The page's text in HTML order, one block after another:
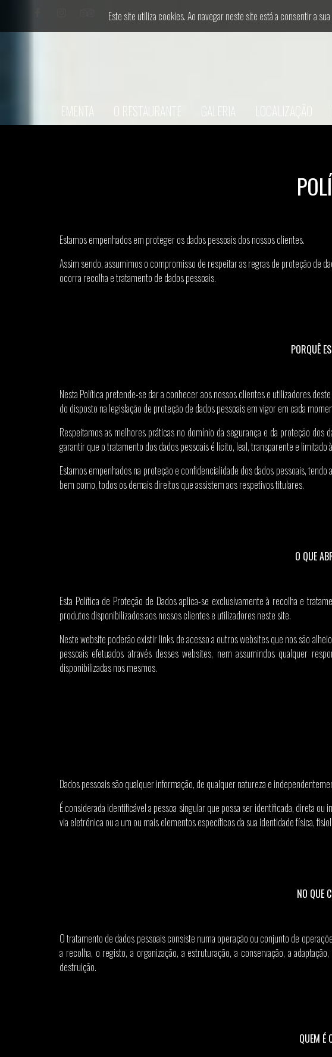
EMENTA O RESTAURANTE GALERIA LOCALIZAÇÃO
Estamos empenhados em proteger os dados pessoais dos nossos clientes.
Assim sendo, assumimos o compromisso de respeitar as regras de proteção de
ocorra recolha e tratamento de dados pessoais.
PORQUÊ
Nesta Política pretende-se dar a conhecer aos nossos clientes e utilizadores
do disposto na legislação de proteção de dados pessoais em vigor em cada
Respeitamos as melhores práticas no domínio da segurança e da proteção
garantir que o tratamento dos dados pessoais é lícito, leal, transparente e limitado
Estamos empenhados na proteção e confidencialidade dos dados pessoais,
bem como, todos os demais direitos que assistem aos respetivos titulares.
O QUE
Esta Política de Proteção de Dados aplica-se exclusivamente à recolha e
produtos disponibilizados aos nossos clientes e utilizadores neste site.
Neste website poderão existir links de acesso a outros websites que nos são
pessoais efetuados através desses websites, nem assumindos qualquer
disponibilizadas nos mesmos.
Dados pessoais são qualquer informação, de qualquer natureza e
É considerada identificável a pessoa singular que possa ser identificada, direta
via eletrónica ou a um ou mais elementos específicos da sua identidade física,
NO QUE
O tratamento de dados pessoais consiste numa operação ou conjunto de
a recolha, o registo, a organização, a estruturação, a conservação, a
destruição.
QUEM É
Este site utiliza cookies. Ao navegar neste site está a consentir a